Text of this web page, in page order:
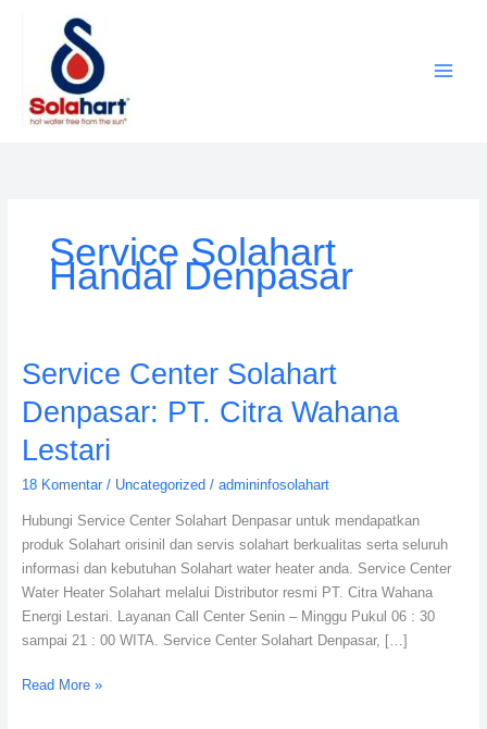
Service Solahart
Handal Denpasar
Service Center Solahart
Denpasar: PT. Citra Wahana
Lestari
18 Komentar / Uncategorized / admininfosolahart
Hubungi Service Center Solahart Denpasar untuk mendapatkan
produk Solahart orisinil dan servis solahart berkualitas serta seluruh
informasi dan kebutuhan Solahart water heater anda. Service Center
Water Heater Solahart melalui Distributor resmi PT. Citra Wahana
Energi Lestari. Layanan Call Center Senin – Minggu Pukul 06 : 30
sampai 21 : 00 WITA. Service Center Solahart Denpasar, […]
Service
Center
Solahart
Denpasar:
PT.
Citra
Read More »